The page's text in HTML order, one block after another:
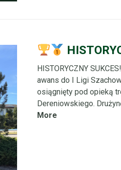
HISTORYCZNY
awans do I Ligi
osiągnięty pod opieką
Dereniowskiego.
More